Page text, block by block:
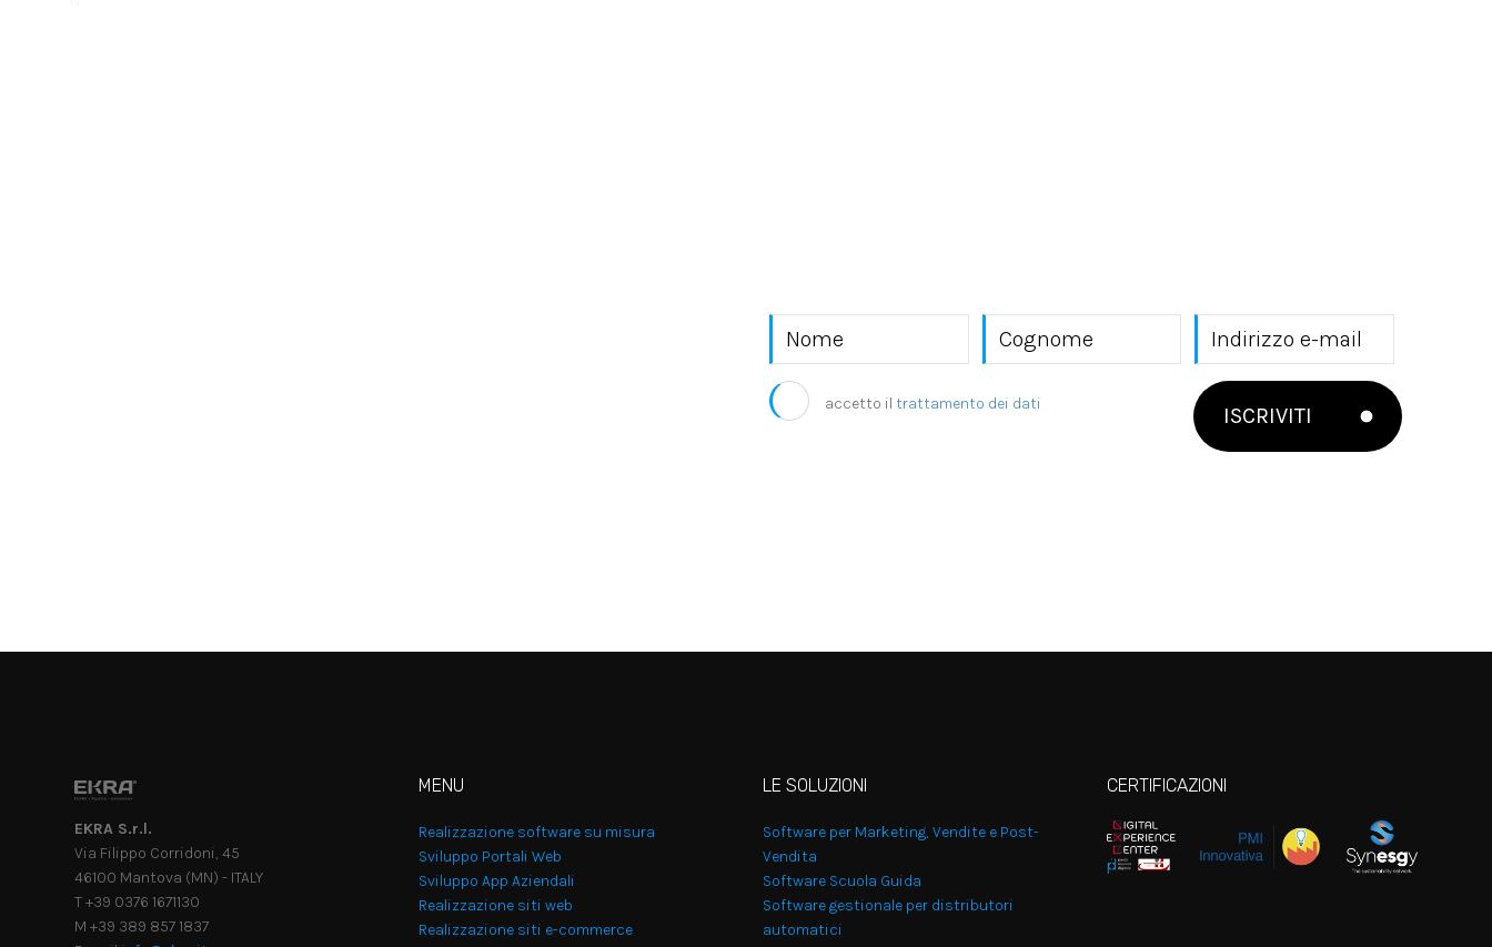
accetto il trattamento dei dati ISCRIVITI
EKRA S.r.l.
Via Filippo Corridoni, 45
46100 Mantova (MN) - ITALY
T +39 0376 1671130
M +39 389 857 1837
MENU
Realizzazione software su misura
Sviluppo Portali Web
Sviluppo App Aziendali
Realizzazione siti web
Realizzazione siti e-commerce
LE SOLUZIONI
Software per Marketing, Vendite e Post-
Vendita
Software Scuola Guida
Software gestionale per distributori
automatici
CERTIFICAZIONI